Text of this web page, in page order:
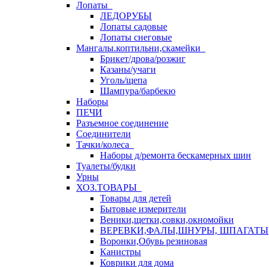
Лопаты
ЛЕДОРУБЫ
Лопаты садовые
Лопаты снеговые
Мангалы.коптильни,скамейки
Брикет/дрова/розжиг
Казаны/учаги
Уголь/щепа
Шампура/барбекю
Наборы
ПЕЧИ
Разъемное соединение
Соединители
Тачки/колеса
Наборы д/ремонта бескамерных шин
Туалеты/будки
Урны
ХОЗ.ТОВАРЫ
Товары для детей
Бытовые измерители
Веники,щетки,совки,окномойки
ВЕРЕВКИ,ФАЛЫ,ШНУРЫ, ШПАГАТЫ
Воронки,Обувь резиновая
Канистры
Коврики для дома